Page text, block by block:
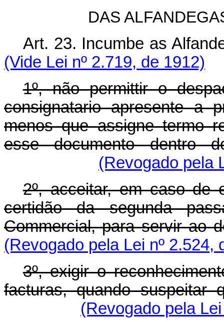
DAS
Art. 23. Incumbe as
(Vide Lei nº 2.719, de 1912)
1º, não permittir o
consignatario apresente a
menos que assigne termo
esse documento dentro
(Revogado pela
2º, acceitar, em caso de
certidão da segunda
Commercial, para servir
(Revogado pela Lei nº 2.524,
3º, exigir o
facturas, quando
(Revogado pela